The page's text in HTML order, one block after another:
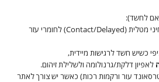
לחשד):
תבחיני עור/תבחיני מטלית (Contact/Delayed) לחומרי עזר
לאפיון דלקת/גרנולומה ולשלילת זיהום.
עור ורקמות רכות) כאשר יש צורך לאתר